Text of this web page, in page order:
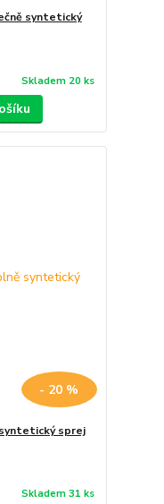
syntetický
Skladem 20 ks
- 20 %
sprej
Skladem 31 ks